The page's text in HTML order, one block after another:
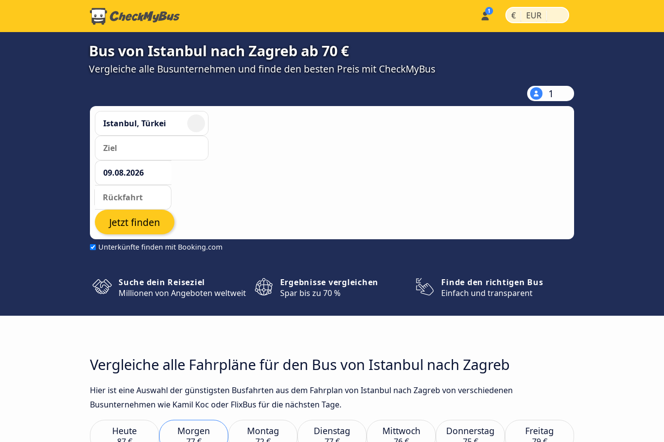
€ | EUR |
Bus von Istanbul nach Zagreb ab 70 €
Vergleiche alle Busunternehmen und finde den besten Preis mit CheckMyBus
1
Unterkünfte finden mit Booking.com
Jetzt finden
Suche dein Reiseziel
Millionen von Angeboten weltweit
Ergebnisse vergleichen
Spar bis zu 70 %
Finde den richtigen Bus
Einfach und transparent
Vergleiche alle Fahrpläne für den Bus von Istanbul nach Zagreb
Hier ist eine Auswahl der günstigsten Busfahrten aus dem Fahrplan von Istanbul nach Zagreb von verschiedenen
Busunternehmen wie Kamil Koc oder FlixBus für die nächsten Tage.
Heute Morgen Montag Dienstag Mittwoch Donnerstag Freitag